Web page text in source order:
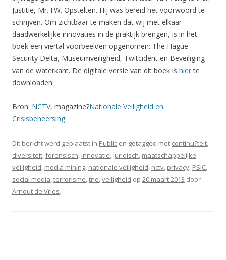
Justitie, Mr. I.W. Opstelten. Hij was bereid het voorwoord te
schrijven. Om zichtbaar te maken dat wij met elkaar
daadwerkelijke innovaties in de praktijk brengen, is in het
boek een viertal voorbeelden opgenomen: The Hague
Security Delta, Museumveiligheid, Twitcident en Beveiliging
van de waterkant. De digitale versie van dit boek is hierte
downloaden.
Bron: NCTV, magazine?Nationale Veiligheid en
Crisisbeheersing:
Dit bericht werd geplaatst in Public en getagged met continu?teit,
diversiteit,forensisch, innovatie, juridisch, maatschappelijke
veiligheid, media mining, nationale veiligheid, nctv, privacy, PSIC,
social media,terrorisme,tno,veiligheid op 20 maart 2013 door
Arnout de Vries.